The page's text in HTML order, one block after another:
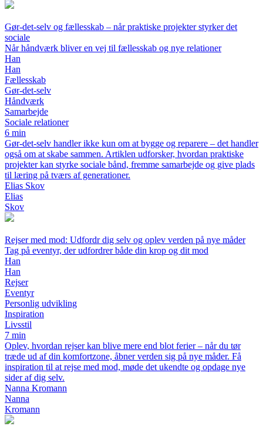
Gør-det-selv og fællesskab – når praktiske projekter styrker det
sociale
Når håndværk bliver en vej til fællesskab og nye relationer
Han
Han
Fællesskab
Gør-det-selv
Håndværk
Samarbejde
Sociale relationer
6 min
Gør-det-selv handler ikke kun om at bygge og reparere – det handler
også om at skabe sammen. Artiklen udforsker, hvordan praktiske
projekter kan styrke sociale bånd, fremme samarbejde og give plads
til læring på tværs af generationer.
Elias Skov
Elias
Skov
Rejser med mod: Udfordr dig selv og oplev verden på nye måder
Tag på eventyr, der udfordrer både din krop og dit mod
Han
Han
Rejser
Eventyr
Personlig udvikling
Inspiration
Livsstil
7 min
Oplev, hvordan rejser kan blive mere end blot ferier – når du tør
træde ud af din komfortzone, åbner verden sig på nye måder. Få
inspiration til at rejse med mod, møde det ukendte og opdage nye
sider af dig selv.
Nanna Kromann
Nanna
Kromann